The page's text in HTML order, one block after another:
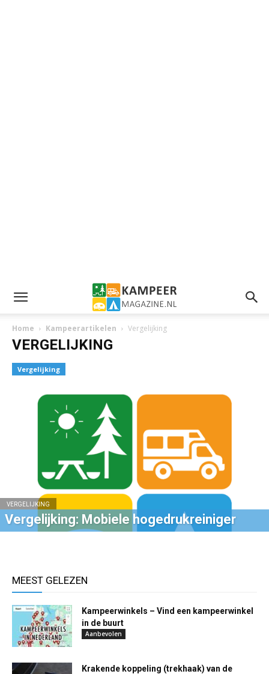
Home Kampeerartikelen Vergelijking
VERGELIJKING
Vergelijking
VERGELIJKING
Vergelijking: Mobiele hogedrukreiniger
MEEST GELEZEN
Kampeerwinkels – Vind een kampeerwinkel
in de buurt
Aanbevolen
Krakende koppeling (trekhaak) van de